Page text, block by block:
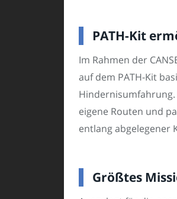
PATH-Kit
Im Rahmen der
auf dem PATH-Kit
eigene Routen und
entlang abgelegener
Größtes